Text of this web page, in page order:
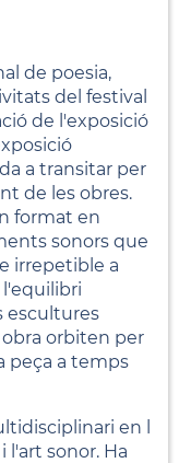
de poesia,
del festival
de l'exposició
a transitar per
de les obres.
format en
sonors que
irrepetible a
l'equilibri
escultures
orbiten per
peça a temps
en l
l'art sonor. Ha